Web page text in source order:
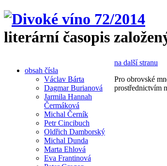
literární časopis
obsah čísla
Václav Bárta
Dagmar Burianová
Jarmila Hannah
Čermáková
Michal Černík
Petr Cincibuch
Oldřich Damborský
Michal Dunda
Marta Ehlová
Eva Frantinová
na další stranu
Pro obrovské
prostřednictvím